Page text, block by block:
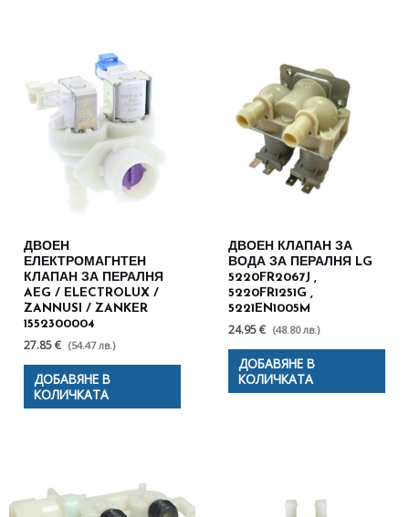
ДВОЕН
ЕЛЕКТРОМАГНТЕН
КЛАПАН ЗА ПЕРАЛНЯ
AEG / ELECTROLUX /
ZANNUSI / ZANKER
1552300004
27.85 € (54.47 лв.)
ДОБАВЯНЕ В
КОЛИЧКАТА
ДВОЕН КЛАПАН ЗА
ВОДА ЗА ПЕРАЛНЯ LG
5220FR2067J ,
5220FR1251G ,
5221EN1005M
24.95 € (48.80 лв.)
ДОБАВЯНЕ В
КОЛИЧКАТА